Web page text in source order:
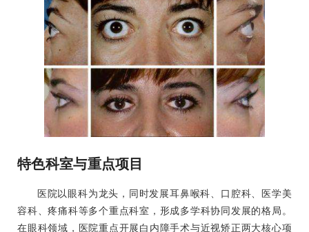
特色科室与重点项目
医院以眼科为龙头，同时发展耳鼻喉科、口腔科、医学美
容科、疼痛科等多个重点科室，形成多学科协同发展的格局。
在眼科领域，医院重点开展白内障手术与近视矫正两大核心项